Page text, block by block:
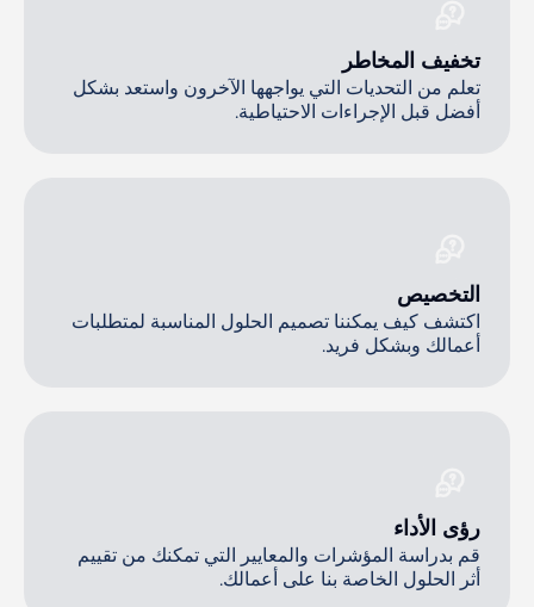
تخفيف المخاطر
تعلم من التحديات التي يواجهها الآخرون واستعد بشكل
أفضل قبل الإجراءات الاحتياطية.
التخصيص
اكتشف كيف يمكننا تصميم الحلول المناسبة لمتطلبات
أعمالك وبشكل فريد.
رؤى الأداء
قم بدراسة المؤشرات والمعايير التي تمكنك من تقييم
أثر الحلول الخاصة بنا على أعمالك.